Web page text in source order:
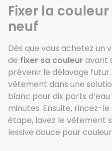
Fixer la
neuf
Dès que vous achetez
de fixer sa couleur avant
prévenir le délavage
vêtement dans une
blanc pour dix parts
minutes. Ensuite, rincez-
étape, lavez le vêtement
lessive douce pour